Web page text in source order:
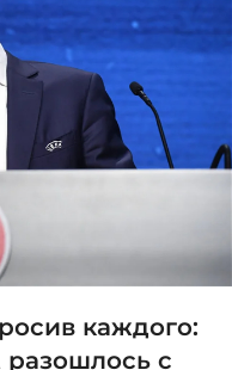
каждого:
с